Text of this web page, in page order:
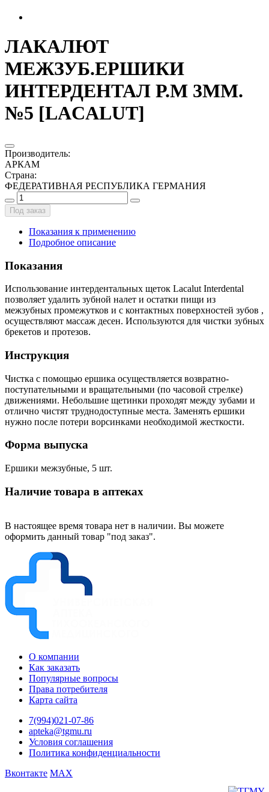
ЛАКАЛЮТ
МЕЖЗУБ.ЕРШИКИ
ИНТЕРДЕНТАЛ Р.М 3ММ.
№5 [LACALUT]
Производитель:
АРКАМ
Страна:
ФЕДЕРАТИВНАЯ РЕСПУБЛИКА ГЕРМАНИЯ
Под заказ
Показания к применению
Подробное описание
Показания
Использование интердентальных щеток Lacalut Interdental
позволяет удалить зубной налет и остатки пищи из
межзубных промежутков и с контактных поверхностей зубов ,
осуществляют массаж десен. Используются для чистки зубных
брекетов и протезов.
Инструкция
Чистка с помощью ершика осуществляется возвратно-
поступательными и вращательными (по часовой стрелке)
движениями. Небольшие щетинки проходят между зубами и
отлично чистят труднодоступные места. Заменять ершики
нужно после потери ворсинками необходимой жесткости.
Форма выпуска
Ершики межзубные, 5 шт.
Наличие товара в аптеках
В настоящее время товара нет в наличии. Вы можете
оформить данный товар "под заказ".
О компании
Как заказать
Популярные вопросы
Права потребителя
Карта сайта
7(994)021-07-86
apteka@tgmu.ru
Условия соглашения
Политика конфиденциальности
Вконтакте MAX